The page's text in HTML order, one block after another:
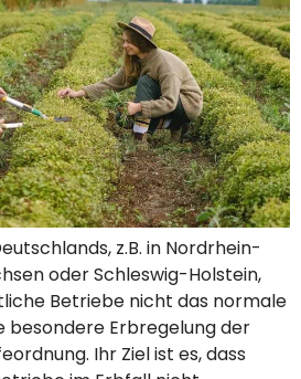
z.B. in Nordrhein-
oder Schleswig-Holstein,
Betriebe nicht das normale
besondere Erbregelung der
Ihr Ziel ist es, dass